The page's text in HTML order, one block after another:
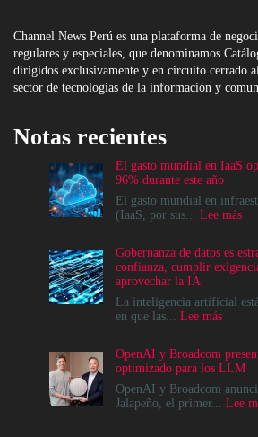
Channel News Perú es una plataforma de
regulares y especiales, que denominamos
dirigidos exclusivamente y en circuito cerrado
sector de tecnologías de la información y
Notas recientes
El gasto mundial en IaaS
96% durante este año
El gasto mundial en
(IaaS, por sus... Lee más:
en
año
Gobernanza de datos es
confianza, cumplir
aprovechar la IA
La inteligencia artificial
en que las... Lee más:
datos
es
para
OpenAI y Broadcom
optimizado para los LLM
OpenAI y Broadcom
Jalapeño, el primer... Lee